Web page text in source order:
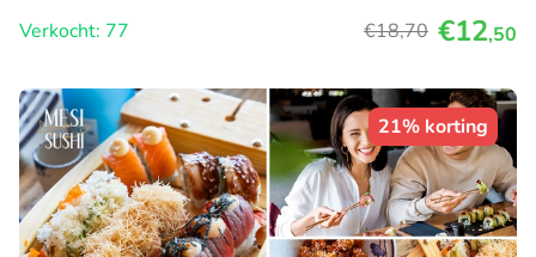
Verkocht: 77
€18,70 €12,50
21% korting